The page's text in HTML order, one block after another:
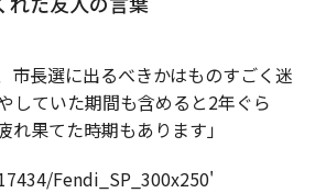
市長選に出るべきかはものすごく迷
していた期間も含めると2年ぐら
れ果てた時期もあります」
Fendi_SP_300x250'